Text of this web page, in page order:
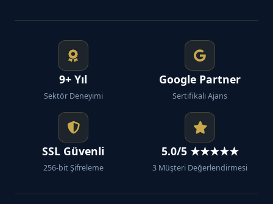
9+ Yıl
Sektör Deneyimi
Google Partner
Sertifikalı Ajans
SSL Güvenli
256-bit Şifreleme
5.0/5 ★★★★★
3 Müşteri Değerlendirmesi